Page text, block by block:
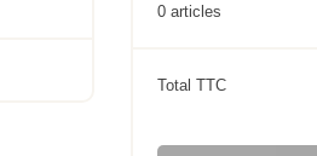
0 articles
Total TTC